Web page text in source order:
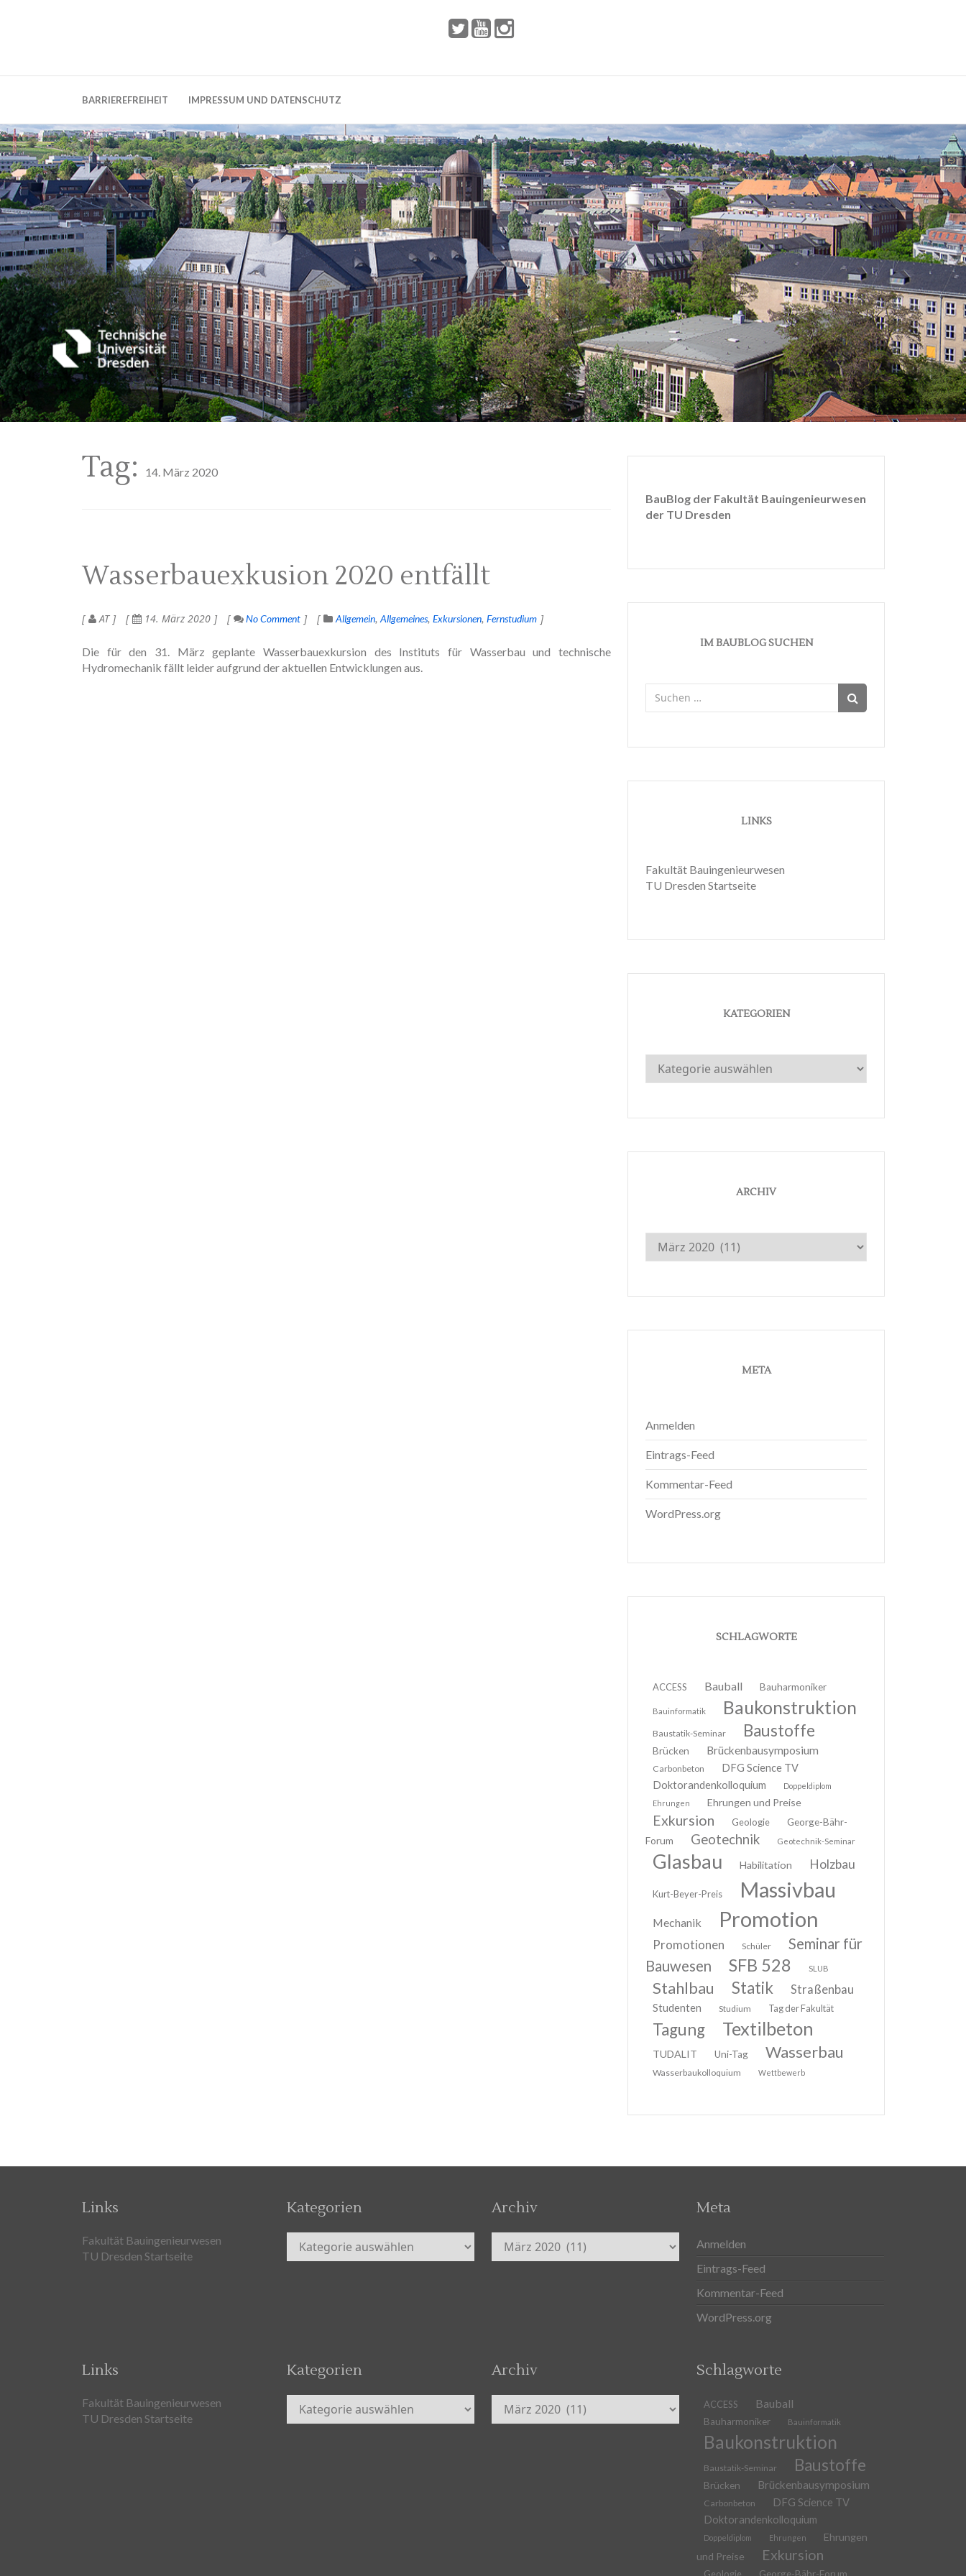
BARRIEREFREIHEIT IMPRESSUM UND DATENSCHUTZ
Tag: 14. März 2020
Wasserbauexkusion 2020 entfällt
AT 14. März 2020 No Comment Allgemein Allgemeines Exkursionen Fernstudium
Die für den 31. März geplante Wasserbauexkursion des Instituts für Wasserbau und technische
Hydromechanik fällt leider aufgrund der aktuellen Entwicklungen aus.
BauBlog der Fakultät Bauingenieurwesen
der TU Dresden
IM BAUBLOG SUCHEN
nach:
LINKS
Fakultät Bauingenieurwesen
TU Dresden Startseite
KATEGORIEN
Kategorien
ARCHIV
Archiv
META
Anmelden
Eintrags-Feed
Kommentar-Feed
WordPress.org
SCHLAGWORTE
ACCESS Bauball Bauharmoniker
Bauinformatik Baukonstruktion
Baustatik-Seminar Baustoffe
Brücken Brückenbausymposium
Carbonbeton
DFG Science TV
Doktorandenkolloquium
Doppeldiplom
Ehrungen
Ehrungen und Preise
Exkursion Geologie
George-Bähr-
Forum
Geotechnik Geotechnik-Seminar
Glasbau Habilitation Holzbau
Kurt-Beyer-Preis Massivbau
Mechanik Promotion
Promotionen Schüler
Seminar für
Bauwesen
SFB 528 SLUB
Stahlbau Statik Straßenbau
Studenten Studium Tag der Fakultät
Tagung Textilbeton
TUDALIT Uni-Tag Wasserbau
Wasserbaukolloquium Wettbewerb
Links
Fakultät Bauingenieurwesen
TU Dresden Startseite
Kategorien
Kategorien
Archiv
Archiv
Meta
Anmelden
Eintrags-Feed
Kommentar-Feed
WordPress.org
Links
Fakultät Bauingenieurwesen
TU Dresden Startseite
Kategorien
Kategorien
Archiv
Archiv
Schlagworte
ACCESS Bauball
Bauharmoniker Bauinformatik
Baukonstruktion
Baustatik-Seminar Baustoffe
Brücken Brückenbausymposium
Carbonbeton
DFG Science TV
Doktorandenkolloquium
Doppeldiplom Ehrungen
Ehrungen
und Preise
Exkursion
Geologie George-Bähr-Forum